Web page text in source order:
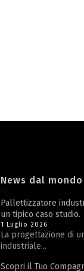
News dal mondo
Pallettizzatore
un tipico caso studio.
1 Luglio 2026
La progettazione di
industriale...
Scopri il Tuo